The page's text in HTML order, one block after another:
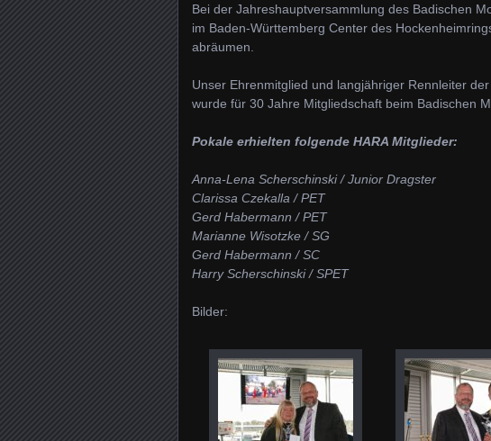
Bei der Jahreshauptversammlung des Badischen
im Baden-Württemberg Center des
abräumen.
Unser Ehrenmitglied und langjähriger Rennleiter
wurde für 30 Jahre Mitgliedschaft beim Badischen
Pokale erhielten folgende HARA Mitglieder:
Anna-Lena Scherschinski / Junior Dragster
Clarissa Czekalla / PET
Gerd Habermann / PET
Marianne Wisotzke / SG
Gerd Habermann / SC
Harry Scherschinski / SPET
Bilder: